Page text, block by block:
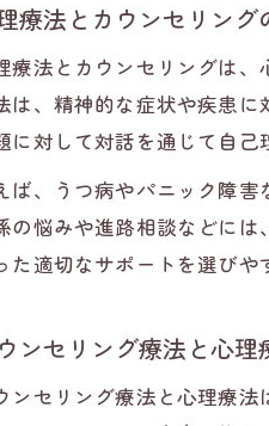
療法とカウンセリン
療法とカウンセリングは
は、精神的な症状や疾患
に対して対話を通じて自己
ば、うつ病やパニック障
の悩みや進路相談などに
た適切なサポートを選びや
ンセリング療法と心理
ンセリング療法と心理療